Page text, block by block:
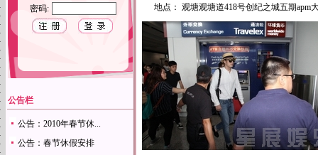
密码:
公告栏
公告：2010年春节休...
公告：春节休假安排
地点： 观塘观塘道418号创纪之城五期apm